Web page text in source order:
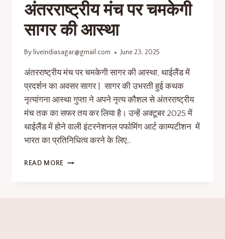
अंतरराष्ट्रीय मंच पर चमकेगी
सागर की आस्था
By liveindiasagar@gmail.com June 23, 2025
अंतरराष्ट्रीय मंच पर चमकेगी सागर की आस्था, थाईलैंड में
प्रदर्शन का अवसर सागर | सागर की उभरती हुई कथक
नृत्यांगना आस्था गुप्ता ने अपने नृत्य कौशल से अंतरराष्ट्रीय
मंच तक का सफर तय कर लिया है। उन्हें अक्टूबर 2025 में
थाईलैंड में होने वाली इंटरनेशनल पर्फामिंग आर्ट काम्पटीशन में
भारत का प्रतिनिधित्व करने के लिए…
READ MORE